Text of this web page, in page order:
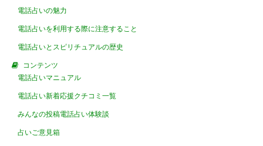
電話占いの魅力
電話占いを利用する際に注意すること
電話占いとスピリチュアルの歴史
コンテンツ
電話占いマニュアル
電話占い新着応援クチコミ一覧
みんなの投稿電話占い体験談
占いご意見箱